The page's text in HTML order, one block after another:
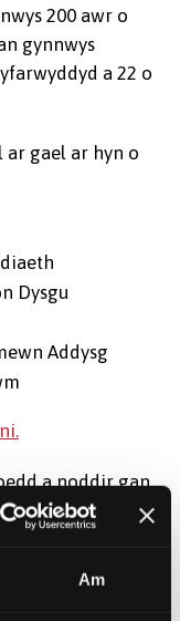
Am
200 awr o
gynnwys
a 22 o
gael ar hyn o
Dysgu
Addysg
a noddir gan
addysgol